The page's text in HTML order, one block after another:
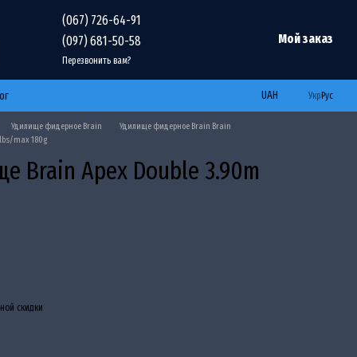
(067) 726-64-91
(097) 681-50-58
Перезвонить вам?
Мой заказ
UAH Укр Рус
Удилище фидерное Brain
Удилище фидерное Brain Brain
max 180g
Brain Apex Double 3.90m
скидки